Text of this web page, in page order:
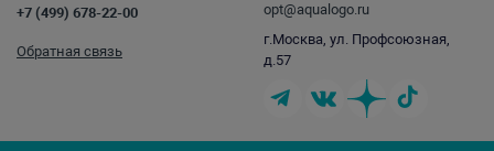
+7 (499) 678-22-00
Обратная связь
opt@aqualogo.ru
г.Москва, ул. Профсоюзная,
д.57